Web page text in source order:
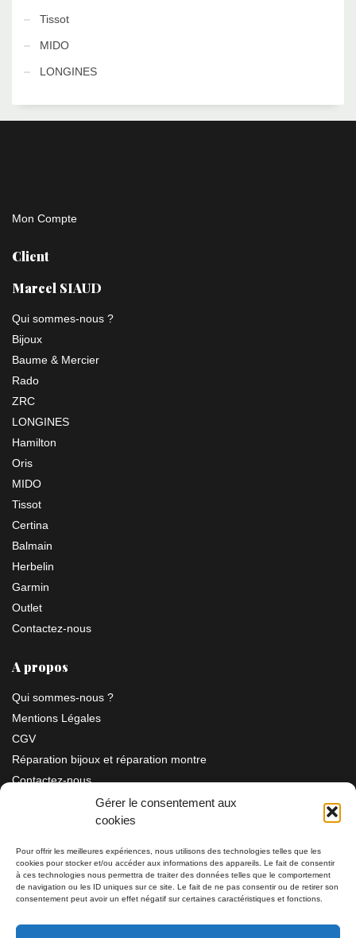
Gérer le consentement aux
cookies
Pour offrir les meilleures expériences, nous utilisons des technologies telles que les
cookies pour stocker et/ou accéder aux informations des appareils. Le fait de consentir
à ces technologies nous permettra de traiter des données telles que le comportement
de navigation ou les ID uniques sur ce site. Le fait de ne pas consentir ou de retirer son
consentement peut avoir un effet négatif sur certaines caractéristiques et fonctions.
Tissot
MIDO
LONGINES
Mon Compte
Client
Marcel SIAUD
Qui sommes-nous ?
Bijoux
Baume & Mercier
Rado
ZRC
LONGINES
Hamilton
Oris
MIDO
Tissot
Certina
Balmain
Herbelin
Garmin
Outlet
Contactez-nous
A propos
Qui sommes-nous ?
Mentions Légales
CGV
Réparation bijoux et réparation montre
Contactez-nous
Information
Bijouterie SIAUD11 rue Masséna 06000 NICE